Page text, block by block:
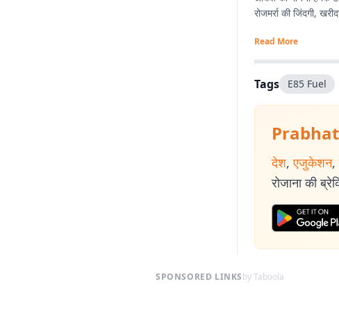
रोजमर्रा की जिंदगी,
Read More
Tags E85 Fuel
देश, एजुकेशन,
रोजाना की
SPONSORED LINKSby Taboola